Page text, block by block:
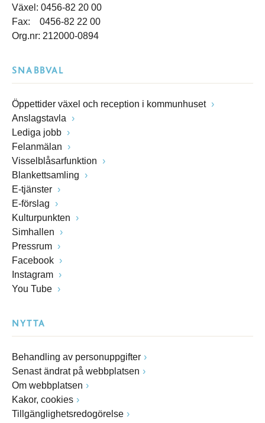
Växel: 0456-82 20 00
Fax: 0456-82 22 00
Org.nr: 212000-0894
SNABBVAL
Öppettider växel och reception i kommunhuset
Anslagstavla
Lediga jobb
Felanmälan
Visselblåsarfunktion
Blankettsamling
E-tjänster
E-förslag
Kulturpunkten
Simhallen
Pressrum
Facebook
Instagram
You Tube
NYTTA
Behandling av personuppgifter
Senast ändrat på webbplatsen
Om webbplatsen
Kakor, cookies
Tillgänglighetsredogörelse